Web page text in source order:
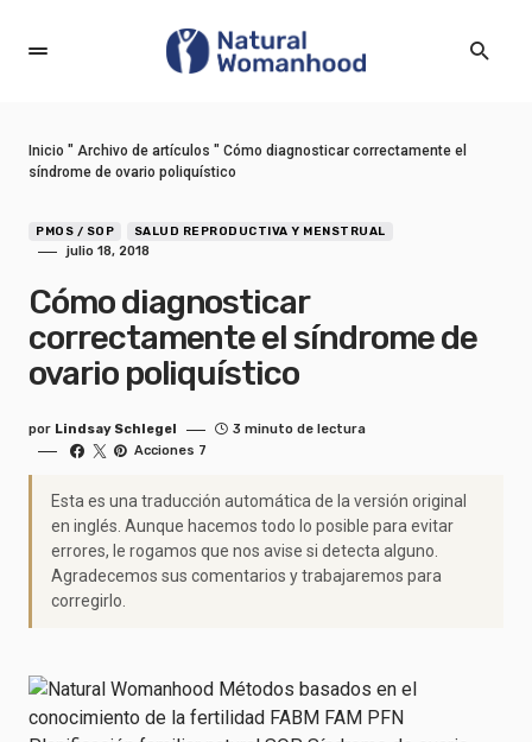
Inicio " Archivo de artículos " Cómo diagnosticar correctamente el
síndrome de ovario poliquístico
PMOS / SOP SALUD REPRODUCTIVA Y MENSTRUAL
julio 18, 2018
Cómo diagnosticar
correctamente el síndrome de
ovario poliquístico
por Lindsay Schlegel
3 minuto de lectura
Acciones 7
Esta es una traducción automática de la versión original
en inglés. Aunque hacemos todo lo posible para evitar
errores, le rogamos que nos avise si detecta alguno.
Agradecemos sus comentarios y trabajaremos para
corregirlo.